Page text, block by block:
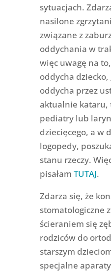
sytuacjach.
nasilone
związane z
oddychania w
więc uwagę na
oddycha dziecko,
oddycha przez
aktualnie kataru,
pediatry lub
dziecięcego, a w
logopedy,
stanu rzeczy.
pisałam TUTAJ.
Zdarza się, że
stomatologiczne
ścieraniem się
rodziców do
starszym
specjalne